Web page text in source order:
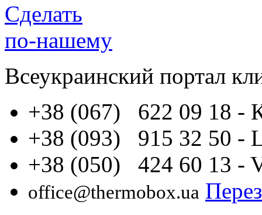
Сделать
по-нашему
Всеукраинский портал
+38 (067) 622 09 18 -
+38 (093) 915 32 50 -
+38 (050) 424 60 13 -
office@thermobox.ua